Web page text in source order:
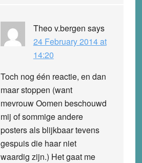
Theo v.bergen says
24 February 2014 at
14:20
Toch nog één reactie, en dan
maar stoppen (want
mevrouw Oomen beschouwd
mij of sommige andere
posters als blijkbaar tevens
gespuis die haar niet
waardig zijn.) Het gaat me